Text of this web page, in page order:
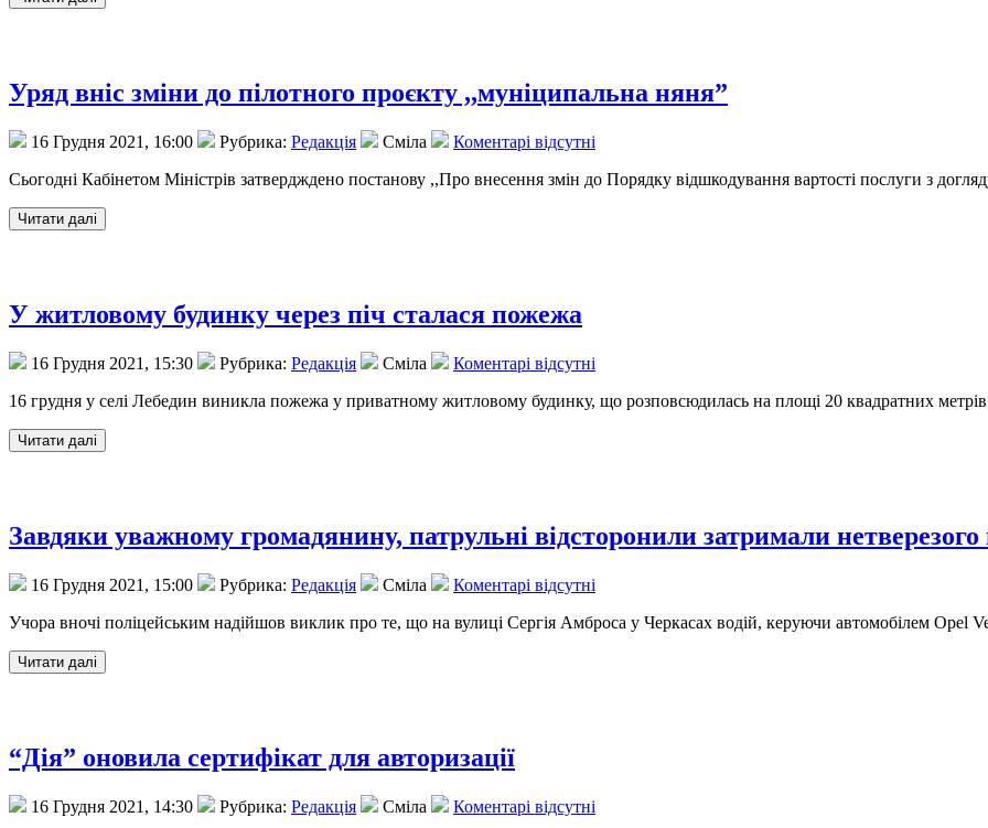
Уряд вніс зміни до пілотного проєкту ,,муніципальна няня”
16 Грудня 2021, 16:00 Рубрика: Редакція Сміла
Коментарі відсутні
Сьогодні Кабінетом Міністрів затвердждено постанову ,,Про внесення змін до Порядку відшкодування вартості послуги з
У житловому будинку через піч сталася пожежа
16 Грудня 2021, 15:30 Рубрика: Редакція Сміла
Коментарі відсутні
16 грудня у селі Лебедин виникла пожежа у приватному житловому будинку, що розповсюдилась на площі 20 квадратних
Завдяки уважному громадянину, патрульні відсторонили затримали нетверезого
16 Грудня 2021, 15:00 Рубрика: Редакція Сміла
Коментарі відсутні
Учора вночі поліцейським надійшов виклик про те, що на вулиці Сергія Амброса у Черкасах водій, керуючи автомобілем Opel
“Дія” оновила сертифікат для авторизації
16 Грудня 2021, 14:30 Рубрика: Редакція Сміла
Коментарі відсутні